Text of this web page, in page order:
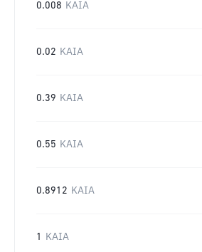
0.008 KAIA
0.02 KAIA
0.39 KAIA
0.55 KAIA
0.8912 KAIA
1 KAIA